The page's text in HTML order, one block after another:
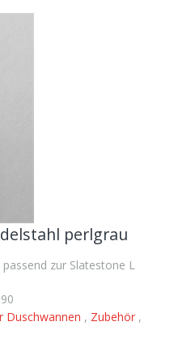
perlgrau
zur Slatestone L
Duschwannen , Zubehör ,